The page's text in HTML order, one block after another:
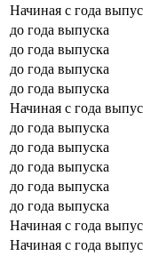
Начиная с года
до года выпуска
до года выпуска
до года выпуска
до года выпуска
Начиная с года
до года выпуска
до года выпуска
до года выпуска
до года выпуска
до года выпуска
Начиная с года
Начиная с года